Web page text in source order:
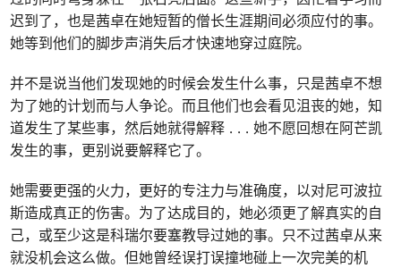
迟到了，也是茜卓在她短暂的僧长生涯期间必须应付的事。
她等到他们的脚步声消失后才快速地穿过庭院。
并不是说当他们发现她的时候会发生什么事，只是茜卓不想
为了她的计划而与人争论。而且他们也会看见沮丧的她，知
道发生了某些事，然后她就得解释 . . . 她不愿回想在阿芒凯
发生的事，更别说要解释它了。
她需要更强的火力，更好的专注力与准确度，以对尼可波拉
斯造成真正的伤害。为了达成目的，她必须更了解真实的自
己，或至少这是科瑞尔要塞教导过她的事。只不过茜卓从来
就没机会这么做。但她曾经误打误撞地碰上一次完美的机